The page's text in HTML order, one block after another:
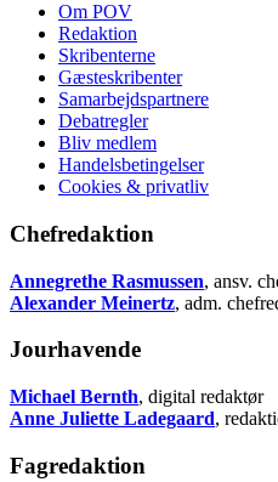
Om POV
Redaktion
Skribenterne
Gæsteskribenter
Samarbejdspartnere
Debatregler
Bliv medlem
Handelsbetingelser
Cookies & privatliv
Chefredaktion
Annegrethe Rasmussen, ansv.
Alexander Meinertz, adm.
Jourhavende
Michael Bernth, digital redaktør
Anne Juliette Ladegaard,
Fagredaktion